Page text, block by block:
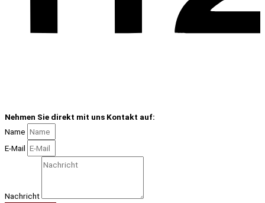
Nehmen Sie direkt mit uns Kontakt auf:
Name
E-Mail
Nachricht